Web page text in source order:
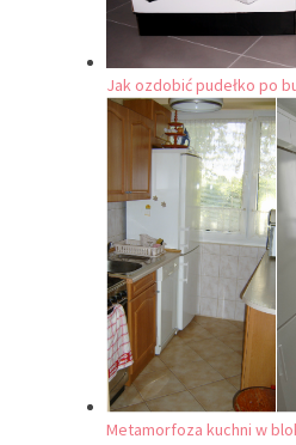
Jak ozdobić pudełko po
Metamorfoza kuchni w